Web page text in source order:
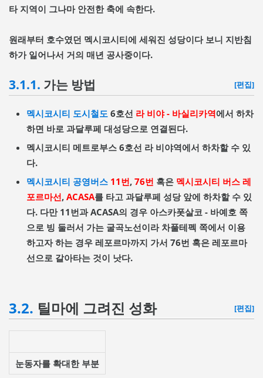
타 지역이 그나마 안전한 축에 속한다.
원래부터 호수였던 멕시코시티에 세워진 성당이다 보니 지반침
하가 일어나서 거의 매년 공사중이다.
3.1.1. 가는 방법 [편집]
멕시코시티 도시철도 6호선 라 비야 - 바실리카역에서 하차
하면 바로 과달루페 대성당으로 연결된다.
멕시코시티 메트로부스 6호선 라 비야역에서 하차할 수 있
다.
멕시코시티 공영버스 11번,76번 혹은 멕시코시티 버스 레
포르마선,ACASA를 타고 과달루페 성당 앞에 하차할 수 있
다. 다만 11번과 ACASA의 경우 아스카폿살코 - 바예호 쪽
으로 빙 둘러서 가는 굴곡노선이라 차풀테펙 쪽에서 이용
하고자 하는 경우 레포르마까지 가서 76번 혹은 레포르마
선으로 갈아타는 것이 낫다.
3.2. 틸마에 그려진 성화 [편집]
눈동자를 확대한 부분